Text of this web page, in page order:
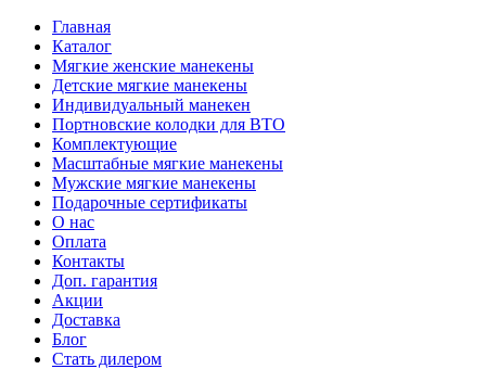
Главная
Каталог
Мягкие женские манекены
Детские мягкие манекены
Индивидуальный манекен
Портновские колодки для ВТО
Комплектующие
Масштабные мягкие манекены
Мужские мягкие манекены
Подарочные сертификаты
О нас
Оплата
Контакты
Доп. гарантия
Акции
Доставка
Блог
Стать дилером